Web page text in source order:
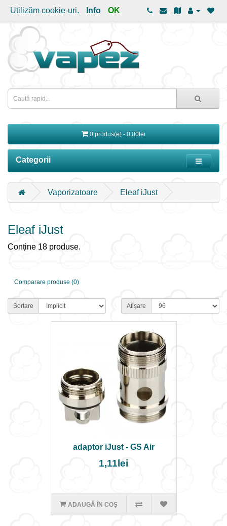
Utilizăm cookie-uri. Info OK
0 produs(e) - 0,00lei
Categorii
Vaporizatoare Eleaf iJust
Eleaf iJust
Conține 18 produse.
Comparare produse (0)
Sortare Afișare
adaptor iJust - GS Air
1,11lei
ADAUGĂ ÎN COŞ